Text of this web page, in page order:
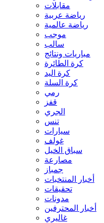
مقابلات
رياضة عربية
رياضة عالمية
موجب
سالب
مباريات ونتائج
كرة الطائرة
كرة اليد
كرة السلة
رمي
قفز
الجري
تنس
سيارات
غولف
سباق الخيل
مصارعة
جمباز
أخبار المنتخبات
تحقيقات
مدونات
أخبار المحترفين
غاليري